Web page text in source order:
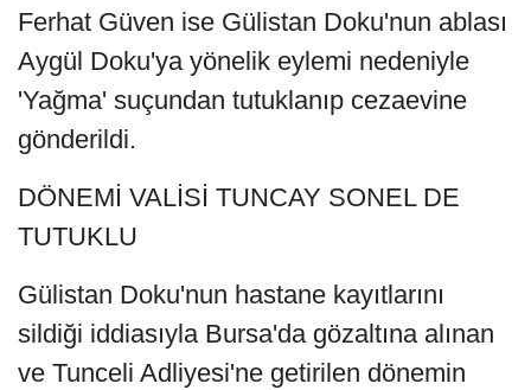
Ferhat Güven ise Gülistan Doku'nun ablası
Aygül Doku'ya yönelik eylemi nedeniyle
'Yağma' suçundan tutuklanıp cezaevine
gönderildi.
DÖNEMİ VALİSİ TUNCAY SONEL DE
TUTUKLU
Gülistan Doku'nun hastane kayıtlarını
sildiği iddiasıyla Bursa'da gözaltına alınan
ve Tunceli Adliyesi'ne getirilen dönemin